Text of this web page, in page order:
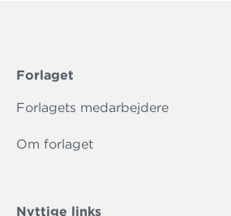
Forlaget
Forlagets medarbejdere
Om forlaget
Nyttige links